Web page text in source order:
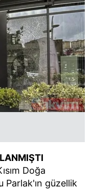
Doğa
Parlak'ın güzellik